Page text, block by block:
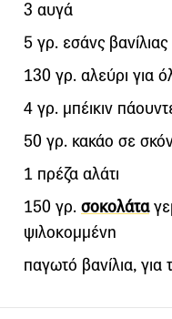
3 αυγά
5 γρ. εσάνς βανίλιας
130 γρ. αλεύρι για
4 γρ. μπέικιν
50 γρ. κακάο σε
1 πρέζα αλάτι
150 γρ. σοκολάτα
ψιλοκομμένη
παγωτό βανίλια, για